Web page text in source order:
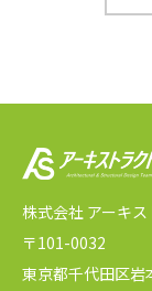
株式会社 アーキス
〒101-0032
東京都千代田区